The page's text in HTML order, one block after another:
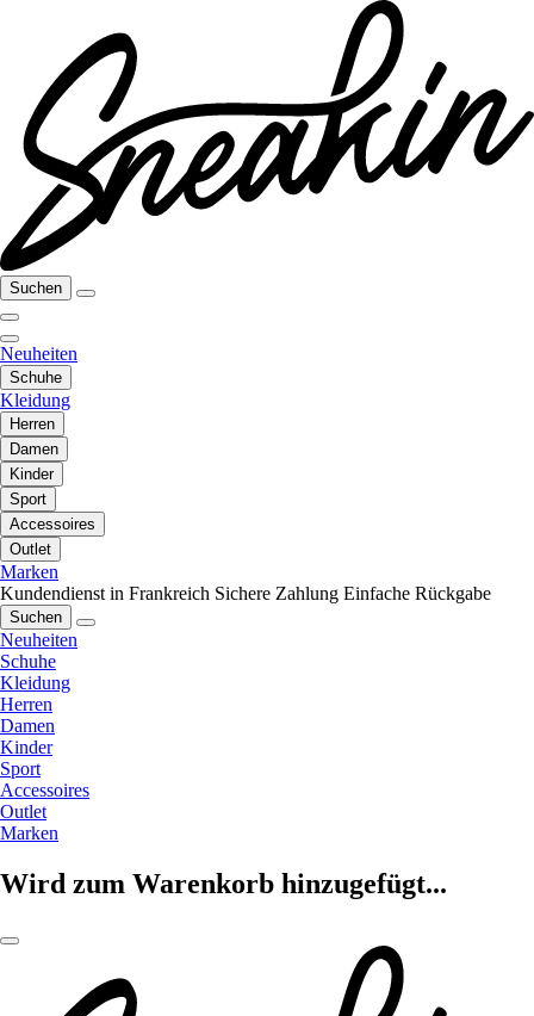
Suchen
Neuheiten
Schuhe
Kleidung
Herren
Damen
Kinder
Sport
Accessoires
Outlet
Marken
Kundendienst in Frankreich Sichere Zahlung Einfache Rückgabe
Suchen
Neuheiten
Schuhe
Kleidung
Herren
Damen
Kinder
Sport
Accessoires
Outlet
Marken
Wird zum Warenkorb hinzugefügt...